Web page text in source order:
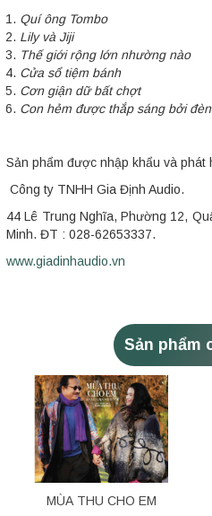
Quí ông Tombo
Lily và Jiji
Thế giới rộng lớn nhường nào
Cửa sổ tiệm bánh
Cơn giận dữ bất chợt
Con hẻm được thắp sáng bởi
Sản phẩm được nhập khẩu và phát
Công ty TNHH Gia Định Audio.
44 Lê Trung Nghĩa, Phường 12,
Minh. ĐT : 028-62653337.
www.giadinhaudio.vn
Sản phẩm
MÙA THU CHO EM